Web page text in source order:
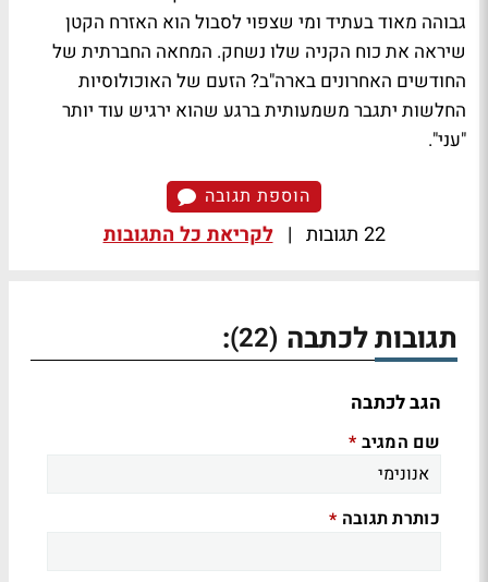
גבוהה מאוד בעתיד ומי שצפוי לסבול הוא האזרח הקטן
שיראה את כוח הקניה שלו נשחק. המחאה החברתית של
החודשים האחרונים בארה"ב? הזעם של האוכולוסיות
החלשות יתגבר משמעותית ברגע שהוא ירגיש עוד יותר
"עני".
הוספת תגובה
22 תגובות | לקריאת כל התגובות
תגובות לכתבה (22)
:
הגב לכתבה
שם המגיב *
כותרת תגובה *